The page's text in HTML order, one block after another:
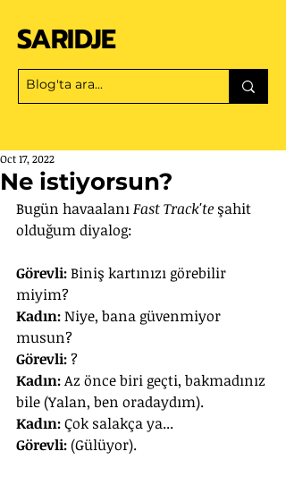
SARIDJE
Ne istiyorsun?
Oct 17, 2022
Bugün havaalanı Fast Track'te şahit
olduğum diyalog:
Görevli: Biniş kartınızı görebilir
miyim?
Kadın: Niye, bana güvenmiyor
musun?
Görevli: ?
Kadın: Az önce biri geçti, bakmadınız
bile (Yalan, ben oradaydım).
Kadın: Çok salakça ya...
Görevli: (Gülüyor).